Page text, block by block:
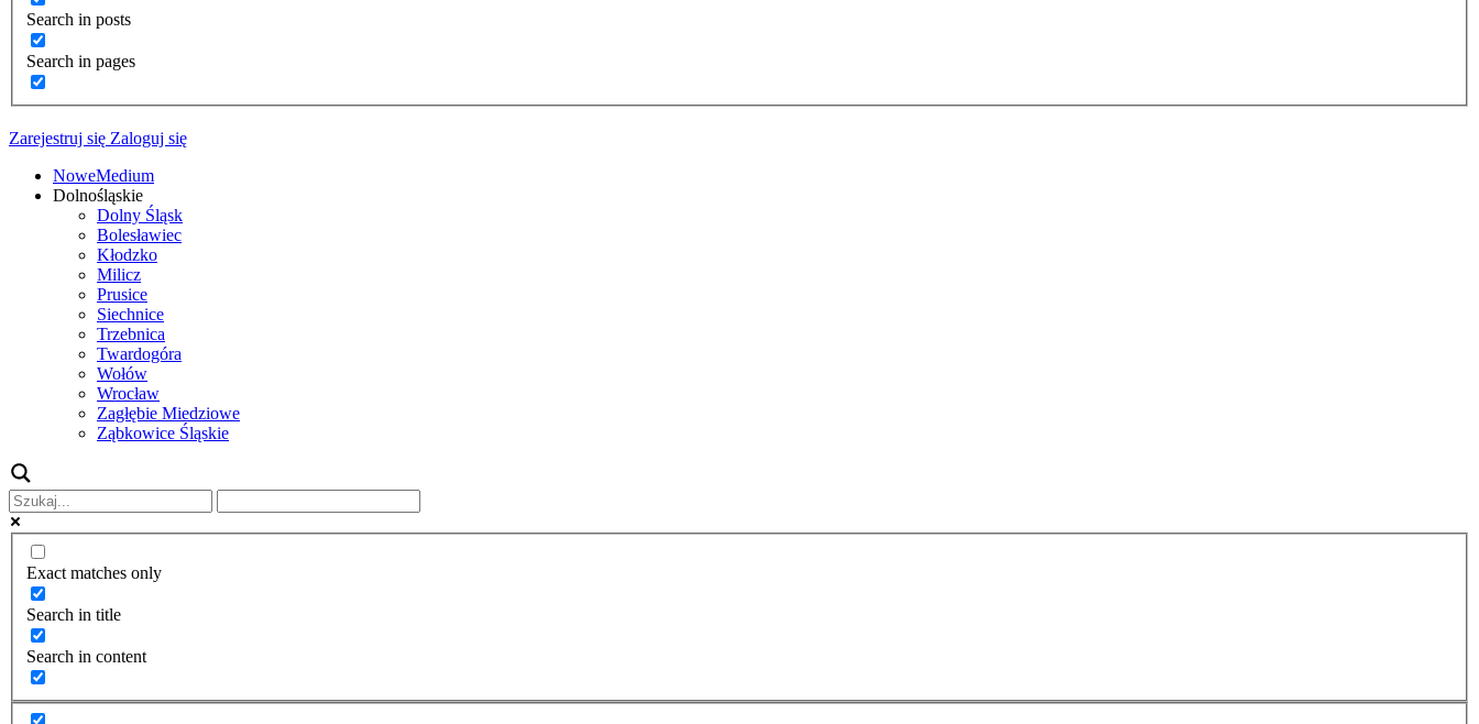
Search in posts
Search in pages
Zarejestruj się Zaloguj się
NoweMedium
Dolnośląskie
Dolny Śląsk
Bolesławiec
Kłodzko
Milicz
Prusice
Siechnice
Trzebnica
Twardogóra
Wołów
Wrocław
Zagłębie Miedziowe
Ząbkowice Śląskie
Exact matches only
Search in title
Search in content